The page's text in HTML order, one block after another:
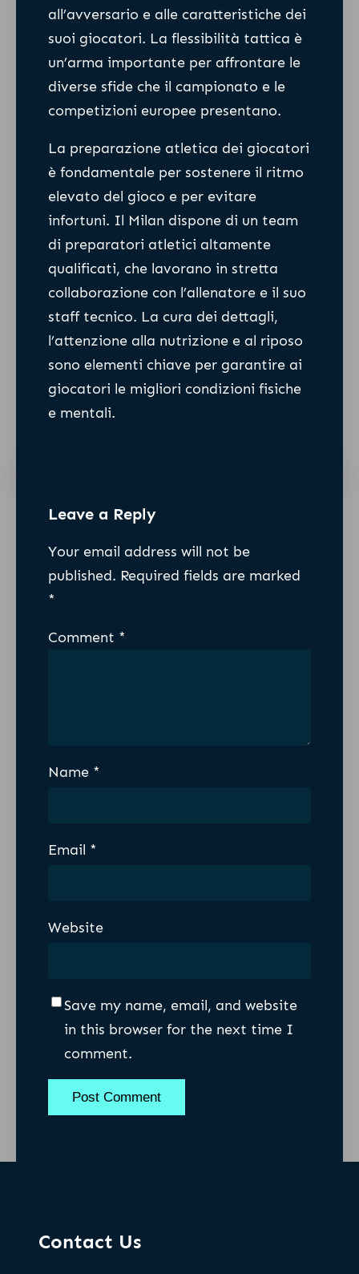
all’avversario e alle caratteristiche dei
suoi giocatori. La flessibilità tattica è
un’arma importante per affrontare le
diverse sfide che il campionato e le
competizioni europee presentano.
La preparazione atletica dei giocatori
è fondamentale per sostenere il ritmo
elevato del gioco e per evitare
infortuni. Il Milan dispone di un team
di preparatori atletici altamente
qualificati, che lavorano in stretta
collaborazione con l’allenatore e il suo
staff tecnico. La cura dei dettagli,
l’attenzione alla nutrizione e al riposo
sono elementi chiave per garantire ai
giocatori le migliori condizioni fisiche
e mentali.
Leave a Reply
Your email address will not be
published. Required fields are marked
*
Comment *
Name *
Email *
Website
Save my name, email, and website
in this browser for the next time I
comment.
Contact Us